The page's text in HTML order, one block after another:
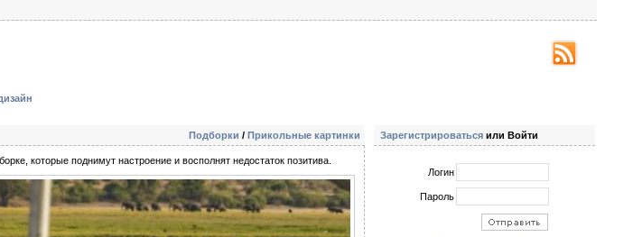
Подборки / Прикольные картинки
которые поднимут настроение и восполнят недостаток позитива.
Зарегистрироваться или Войти
Логин
Пароль